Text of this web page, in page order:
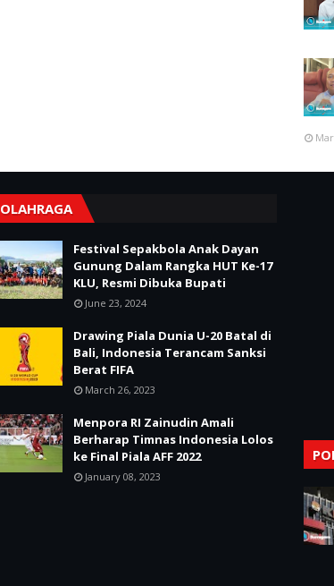
OLAHRAGA
Festival Sepakbola Anak Dayan
Gunung Dalam Rangka HUT Ke-17
KLU, Resmi Dibuka Bupati
June 23, 2024
Drawing Piala Dunia U-20 Batal di
Bali, Indonesia Terancam Sanksi
Berat FIFA
March 26, 2023
Menpora RI Zainudin Amali
Berharap Timnas Indonesia Lolos
ke Final Piala AFF 2022
January 08, 2023